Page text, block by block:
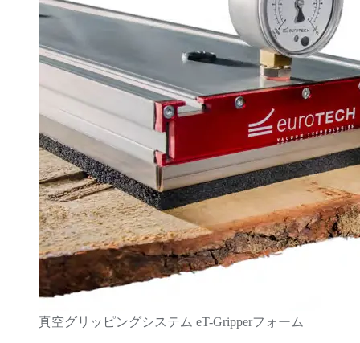
真空グリッピングシステム eT-Gripperフォーム